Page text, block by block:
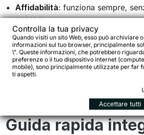
Affidabilità: funziona sempre,
pensare
Continuità : niente stop & go nella
Integrazione semplice: si
setup dinamo
Non è un accessorio “nice to have”.
Guida rapida
Controlla la tua privacy
Quando visiti un sito Web, esso può archiviare
informazioni sul tuo browser, principalmente
\". Queste informazioni, che potrebbero
preferenze o il tuo dispositivo internet
mobile), sono principalmente utilizzate per far
ti aspetti.
Accettare tutti